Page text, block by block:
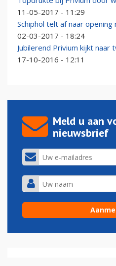
11-05-2017 - 11:29
Schiphol telt af naar opening
02-03-2017 - 18:24
Jubilerend Privium kijkt naar
17-10-2016 - 12:11
Meld u aan
nieuwsbrief